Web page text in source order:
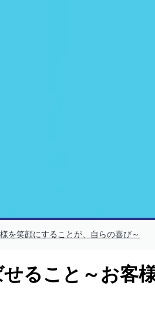
を笑顔にすることが、自らの喜び～
ること～お客